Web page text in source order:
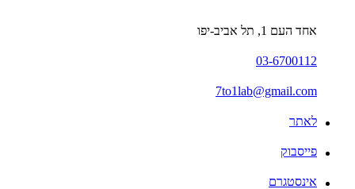
אחד העם 1, תל אביב-יפו
03-6700112
7to1lab@gmail.com
לאתר
פייסבוק
אינסטגרם